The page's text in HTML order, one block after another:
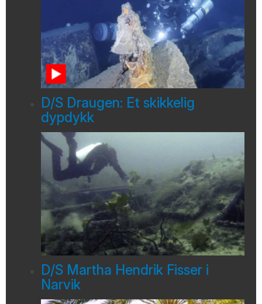
D/S Draugen: Et skikkelig
dypdykk
D/S Martha Hendrik Fisser i
Narvik